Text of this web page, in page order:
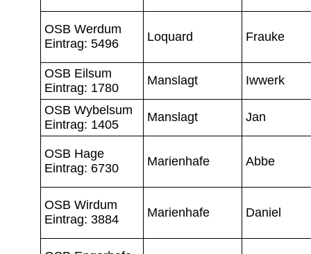
OSB Werdum
Eintrag: 5496
Loquard Frauke
OSB Eilsum
Eintrag: 1780
Manslagt Iwwerk
OSB Wybelsum
Eintrag: 1405
Manslagt Jan
OSB Hage
Eintrag: 6730
Marienhafe Abbe
OSB Wirdum
Eintrag: 3884
Marienhafe Daniel